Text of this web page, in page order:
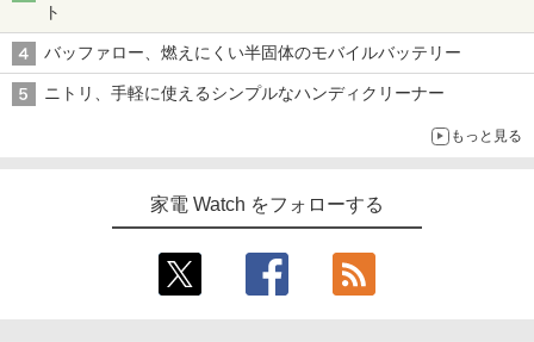
ト
バッファロー、燃えにくい半固体のモバイルバッテリー
ニトリ、手軽に使えるシンプルなハンディクリーナー
もっと見る
家電 Watch をフォローする